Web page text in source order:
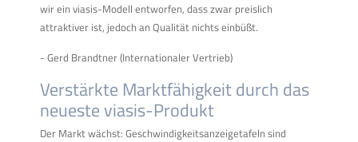
wir ein viasis-Modell entworfen, dass zwar preislich
attraktiver ist, jedoch an Qualität nichts einbüßt.
- Gerd Brandtner (Internationaler Vertrieb)
Verstärkte Marktfähigkeit durch das
neueste viasis-Produkt
Der Markt wächst: Geschwindigkeitsanzeigetafeln sind